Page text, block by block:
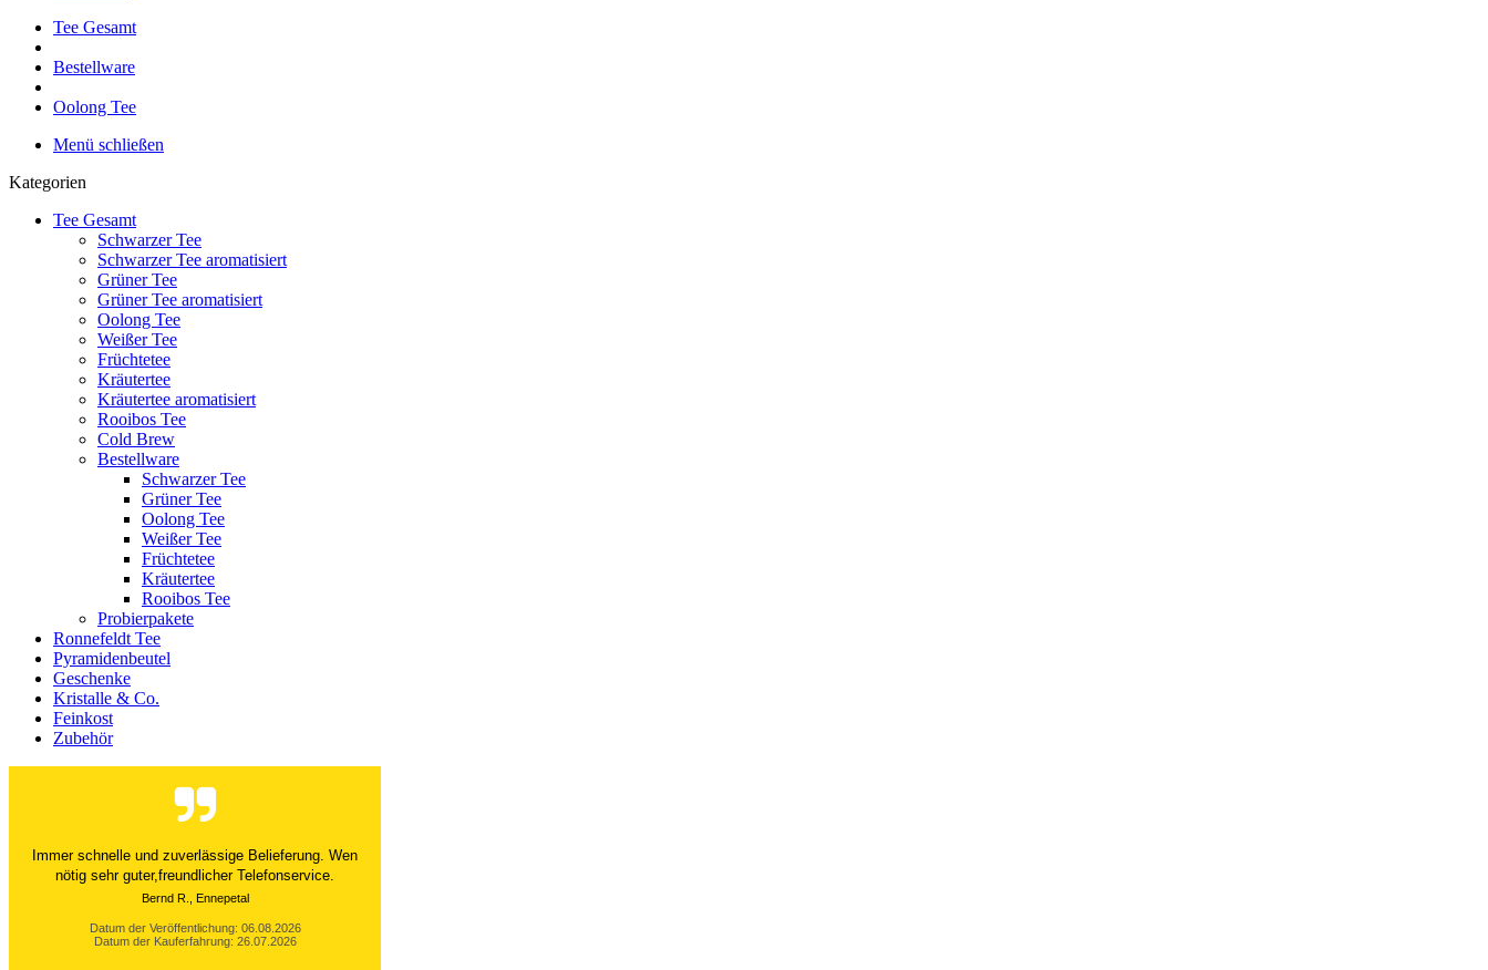
Tee Gesamt
Bestellware
Oolong Tee
Menü schließen
Kategorien
Tee Gesamt
Schwarzer Tee
Schwarzer Tee aromatisiert
Grüner Tee
Grüner Tee aromatisiert
Oolong Tee
Weißer Tee
Früchtetee
Kräutertee
Kräutertee aromatisiert
Rooibos Tee
Cold Brew
Bestellware
Schwarzer Tee
Grüner Tee
Oolong Tee
Weißer Tee
Früchtetee
Kräutertee
Rooibos Tee
Probierpakete
Ronnefeldt Tee
Pyramidenbeutel
Geschenke
Kristalle & Co.
Feinkost
Zubehör
Der Versand ist immer innerhalb von 24 Stunden
abgewickelt. Grossartig. Ich liebe die 1kg
Alubeutel.
Datum der Veröffentlichung: 06.08.2026
Datum der Kauferfahrung: 27.07.2026